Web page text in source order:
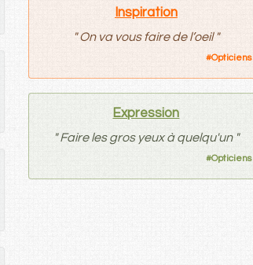
Inspiration
" On va vous faire de l’oeil "
#Opticiens
Expression
" Faire les gros yeux à quelqu'un "
#Opticiens